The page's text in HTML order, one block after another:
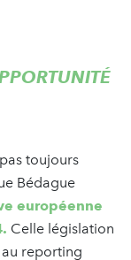
toujours
Bédague
européenne
Celle législation
reporting